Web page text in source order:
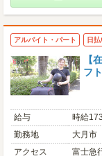
アルバイト・パート 日
【
フ
給与
時給
勤務地
大月市
アクセス
富士急